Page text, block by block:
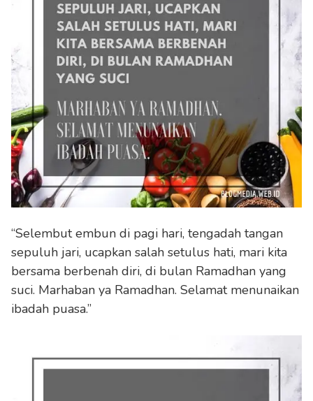
“Selembut embun di pagi hari, tengadah tangan
sepuluh jari, ucapkan salah setulus hati, mari kita
bersama berbenah diri, di bulan Ramadhan yang
suci. Marhaban ya Ramadhan. Selamat menunaikan
ibadah puasa.”